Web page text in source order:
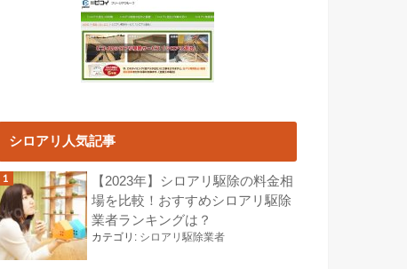
シロアリ人気記事
【2023年】シロアリ駆除の料金相
場を比較！おすすめシロアリ駆除
業者ランキングは？
カテゴリ: シロアリ駆除業者